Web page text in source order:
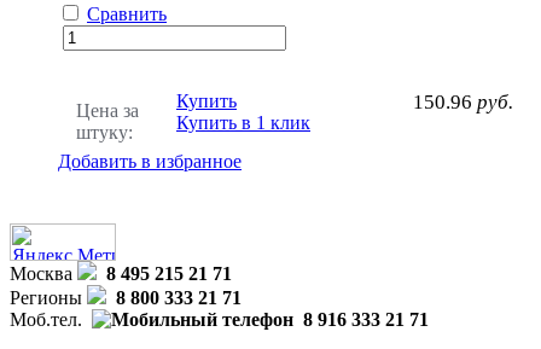
Сравнить
Цена за
штуку:
150.96 руб.
Купить
Купить в 1 клик
Добавить в избранное
Москва
8 495 215 21 71
Регионы
8 800 333 21 71
Моб.тел.
8 916 333 21 71